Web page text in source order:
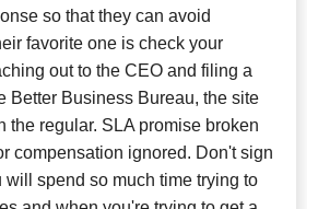
so that they can avoid
favorite one is check your
out to the CEO and filing a
Better Business Bureau, the site
the regular. SLA promise broken
compensation ignored. Don't sign
will spend so much time trying to